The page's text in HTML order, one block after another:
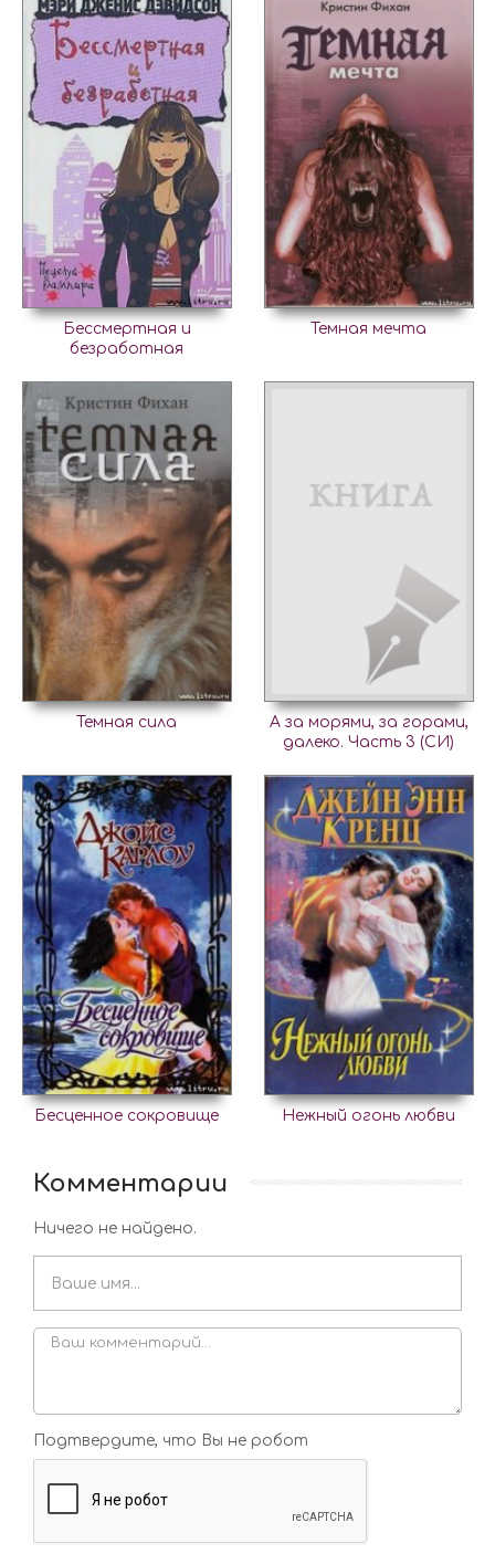
Бессмертная и
безработная
Темная мечта
Темная сила
А за морями, за горами,
далеко. Часть 3 (СИ)
Бесценное сокровище Нежный огонь любви
Комментарии
Ничего не найдено.
Подтвердите, что Вы не робот